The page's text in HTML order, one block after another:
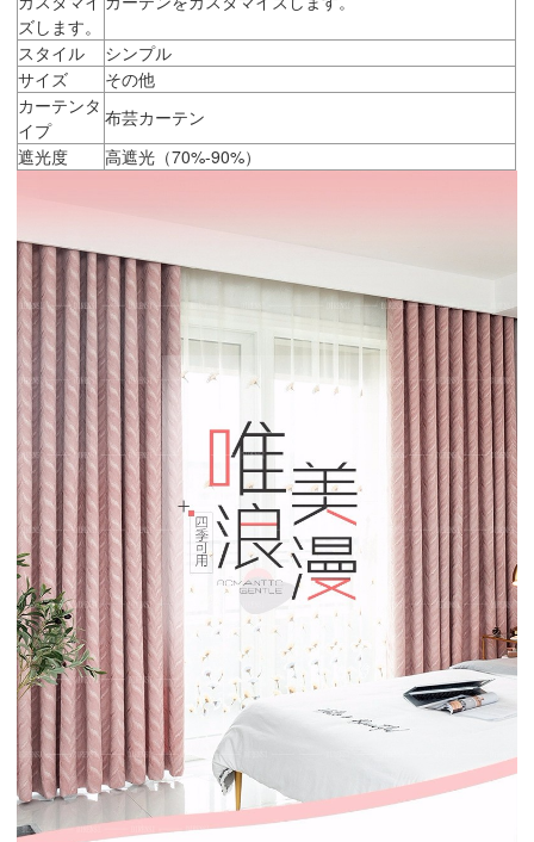
ズします。
スタイル
シンプル
サイズ
その他
カーテンタ
イプ
布芸カーテン
遮光度
高遮光（70%-90%）